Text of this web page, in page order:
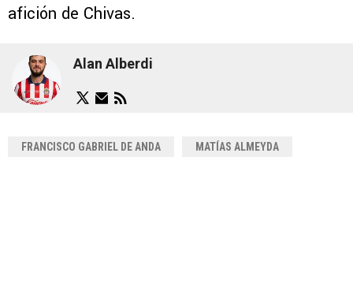
afición de Chivas.
Alan Alberdi
FRANCISCO GABRIEL DE ANDA MATÍAS ALMEYDA